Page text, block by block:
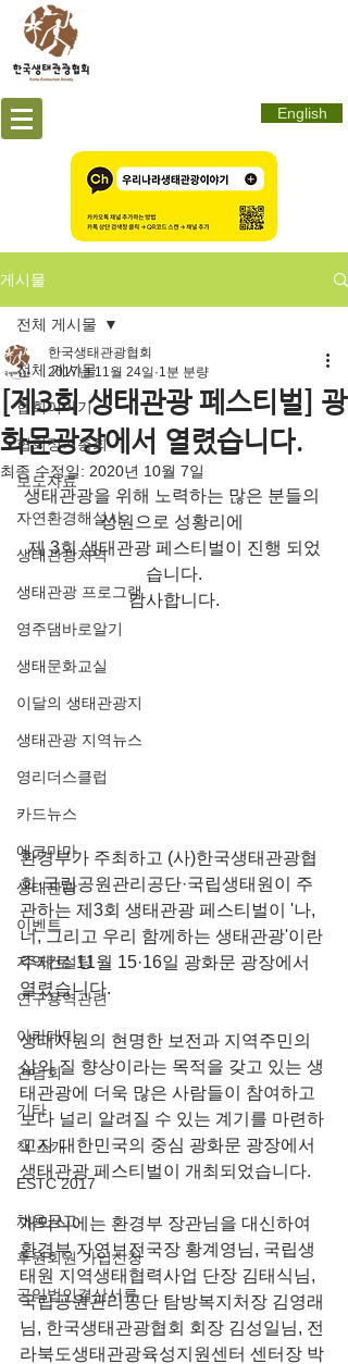
English
게시물
전체 게시물
협회이야기
협회정기총회
보도자료
자연환경해설사
생태관광지역
생태관광 프로그램
영주댐바로알기
생태문화교실
이달의 생태관광지
생태관광 지역뉴스
영리더스클럽
카드뉴스
에코마마
생태관광
이벤트
지역컨설팅
연구용역관련
아카데미
간담회
기타
책 소개
ESTC 2017
채용공고
후원회원 가입신청
공익법인결산서류
전체 게시물
[제3회 생태관광 페스티벌] 광
화문광장에서 열렸습니다.
한국생태관광협회
2017년 11월 24일 1분 분량
최종 수정일: 2020년 10월 7일
생태관광을 위해 노력하는 많은 분들의
성원으로 성황리에
제 3회 생태관광 페스티벌이 진행 되었
습니다.
감사합니다.
환경부가 주최하고 (사)한국생태관광협
회·국립공원관리공단·국립생태원이 주
관하는 제3회 생태관광 페스티벌이 '나,
너, 그리고 우리 함께하는 생태관광'이란
주제로 11월 15·16일 광화문 광장에서
열렸습니다.
생태자원의 현명한 보전과 지역주민의
삶의 질 향상이라는 목적을 갖고 있는 생
태관광에 더욱 많은 사람들이 참여하고
보다 널리 알려질 수 있는 계기를 마련하
고자 대한민국의 중심 광화문 광장에서
생태관광 페스티벌이 개최되었습니다.
개막식에는 환경부 장관님을 대신하여
환경부 자연보전국장 황계영님, 국립생
태원 지역생태협력사업 단장 김태식님,
국립공원관리공단 탐방복지처장 김영래
님, 한국생태관광협회 회장 김성일님, 전
라북도생태관광육성지원센터 센터장 박